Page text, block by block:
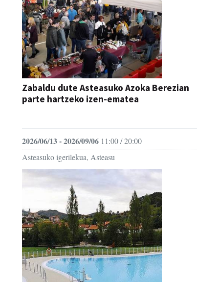
Zabaldu dute Asteasuko Azoka Berezian
parte hartzeko izen-ematea
2026/06/13 - 2026/09/06 11:00 / 20:00
Asteasuko igerilekua, Asteasu